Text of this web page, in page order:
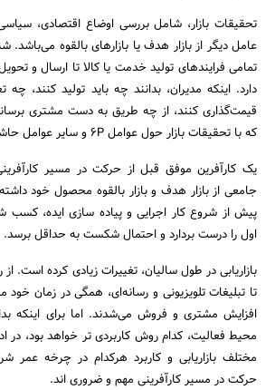
جستجو
تحقیقات بازار، شامل بررسی اوضاع اقتصادی،
عامل دیگر از بازار هدف یا بازارهای بالقوه می‌باشد.
تمامی فرایندهای تولید خدمت یا کالا تا ارسال و
دارد. اینکه مدیران، بدانند چه باید تولید کنند، چه
قیمت‌گذاری کنند، از چه طریق به دست مشتری
که با تحقیقات بازار حول عوامل ۶P و سایر عوامل حاشیه‌ای به دست می‌آید.
یک کارآفرین موفق قبل از حرکت در مسیر
جامعی از بازار هدف و بازار بالقوه محصول خود
پیش از شروع کار اجرایی و پیاده سازی ایده، کسب
اول را درست بردارد و احتمال شکست به حداقل برسد.
بازاریابی در طول سالیان، تغییرات زیادی کرده است.
تا تبلیغات تلویزیونی و رسانه‌ای، همگی در زمان خود
افزایش مشتری و فروش می‌شدند. اما برای اینکه
محیط فعالیت، کدام روش کاربردی تر خواهد بود، در
مختلف بازاریابی و کاربرد هرکدام در چرخه عمر
حرکت در مسیر کارآفرینی مهم و ضروری اند.